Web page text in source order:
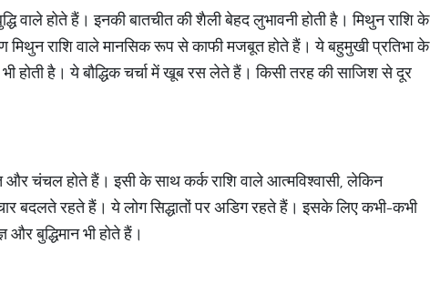
वाले होते हैं। इनकी बातचीत की शैली बेहद लुभावनी होती है। मिथुन राशि के
मिथुन राशि वाले मानसिक रूप से काफी मजबूत होते हैं। ये बहुमुखी प्रतिभा के
होती है। ये बौद्धिक चर्चा में खूब रस लेते हैं। किसी तरह की साजिश से दूर
और चंचल होते हैं। इसी के साथ कर्क राशि वाले आत्मविश्वासी, लेकिन
बदलते रहते हैं। ये लोग सिद्धातों पर अडिग रहते हैं। इसके लिए कभी-कभी
बुद्धिमान भी होते हैं।